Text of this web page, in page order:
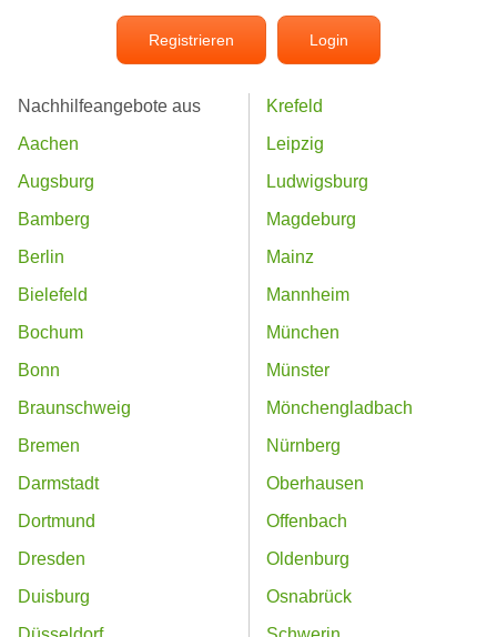
Registrieren Login
Nachhilfeangebote aus
Aachen
Augsburg
Bamberg
Berlin
Bielefeld
Bochum
Bonn
Braunschweig
Bremen
Darmstadt
Dortmund
Dresden
Duisburg
Krefeld
Leipzig
Ludwigsburg
Magdeburg
Mainz
Mannheim
München
Münster
Mönchengladbach
Nürnberg
Oberhausen
Offenbach
Oldenburg
Osnabrück